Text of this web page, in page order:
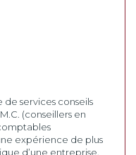
de services conseils
(conseillers en
expérience de plus
d’une entreprise.